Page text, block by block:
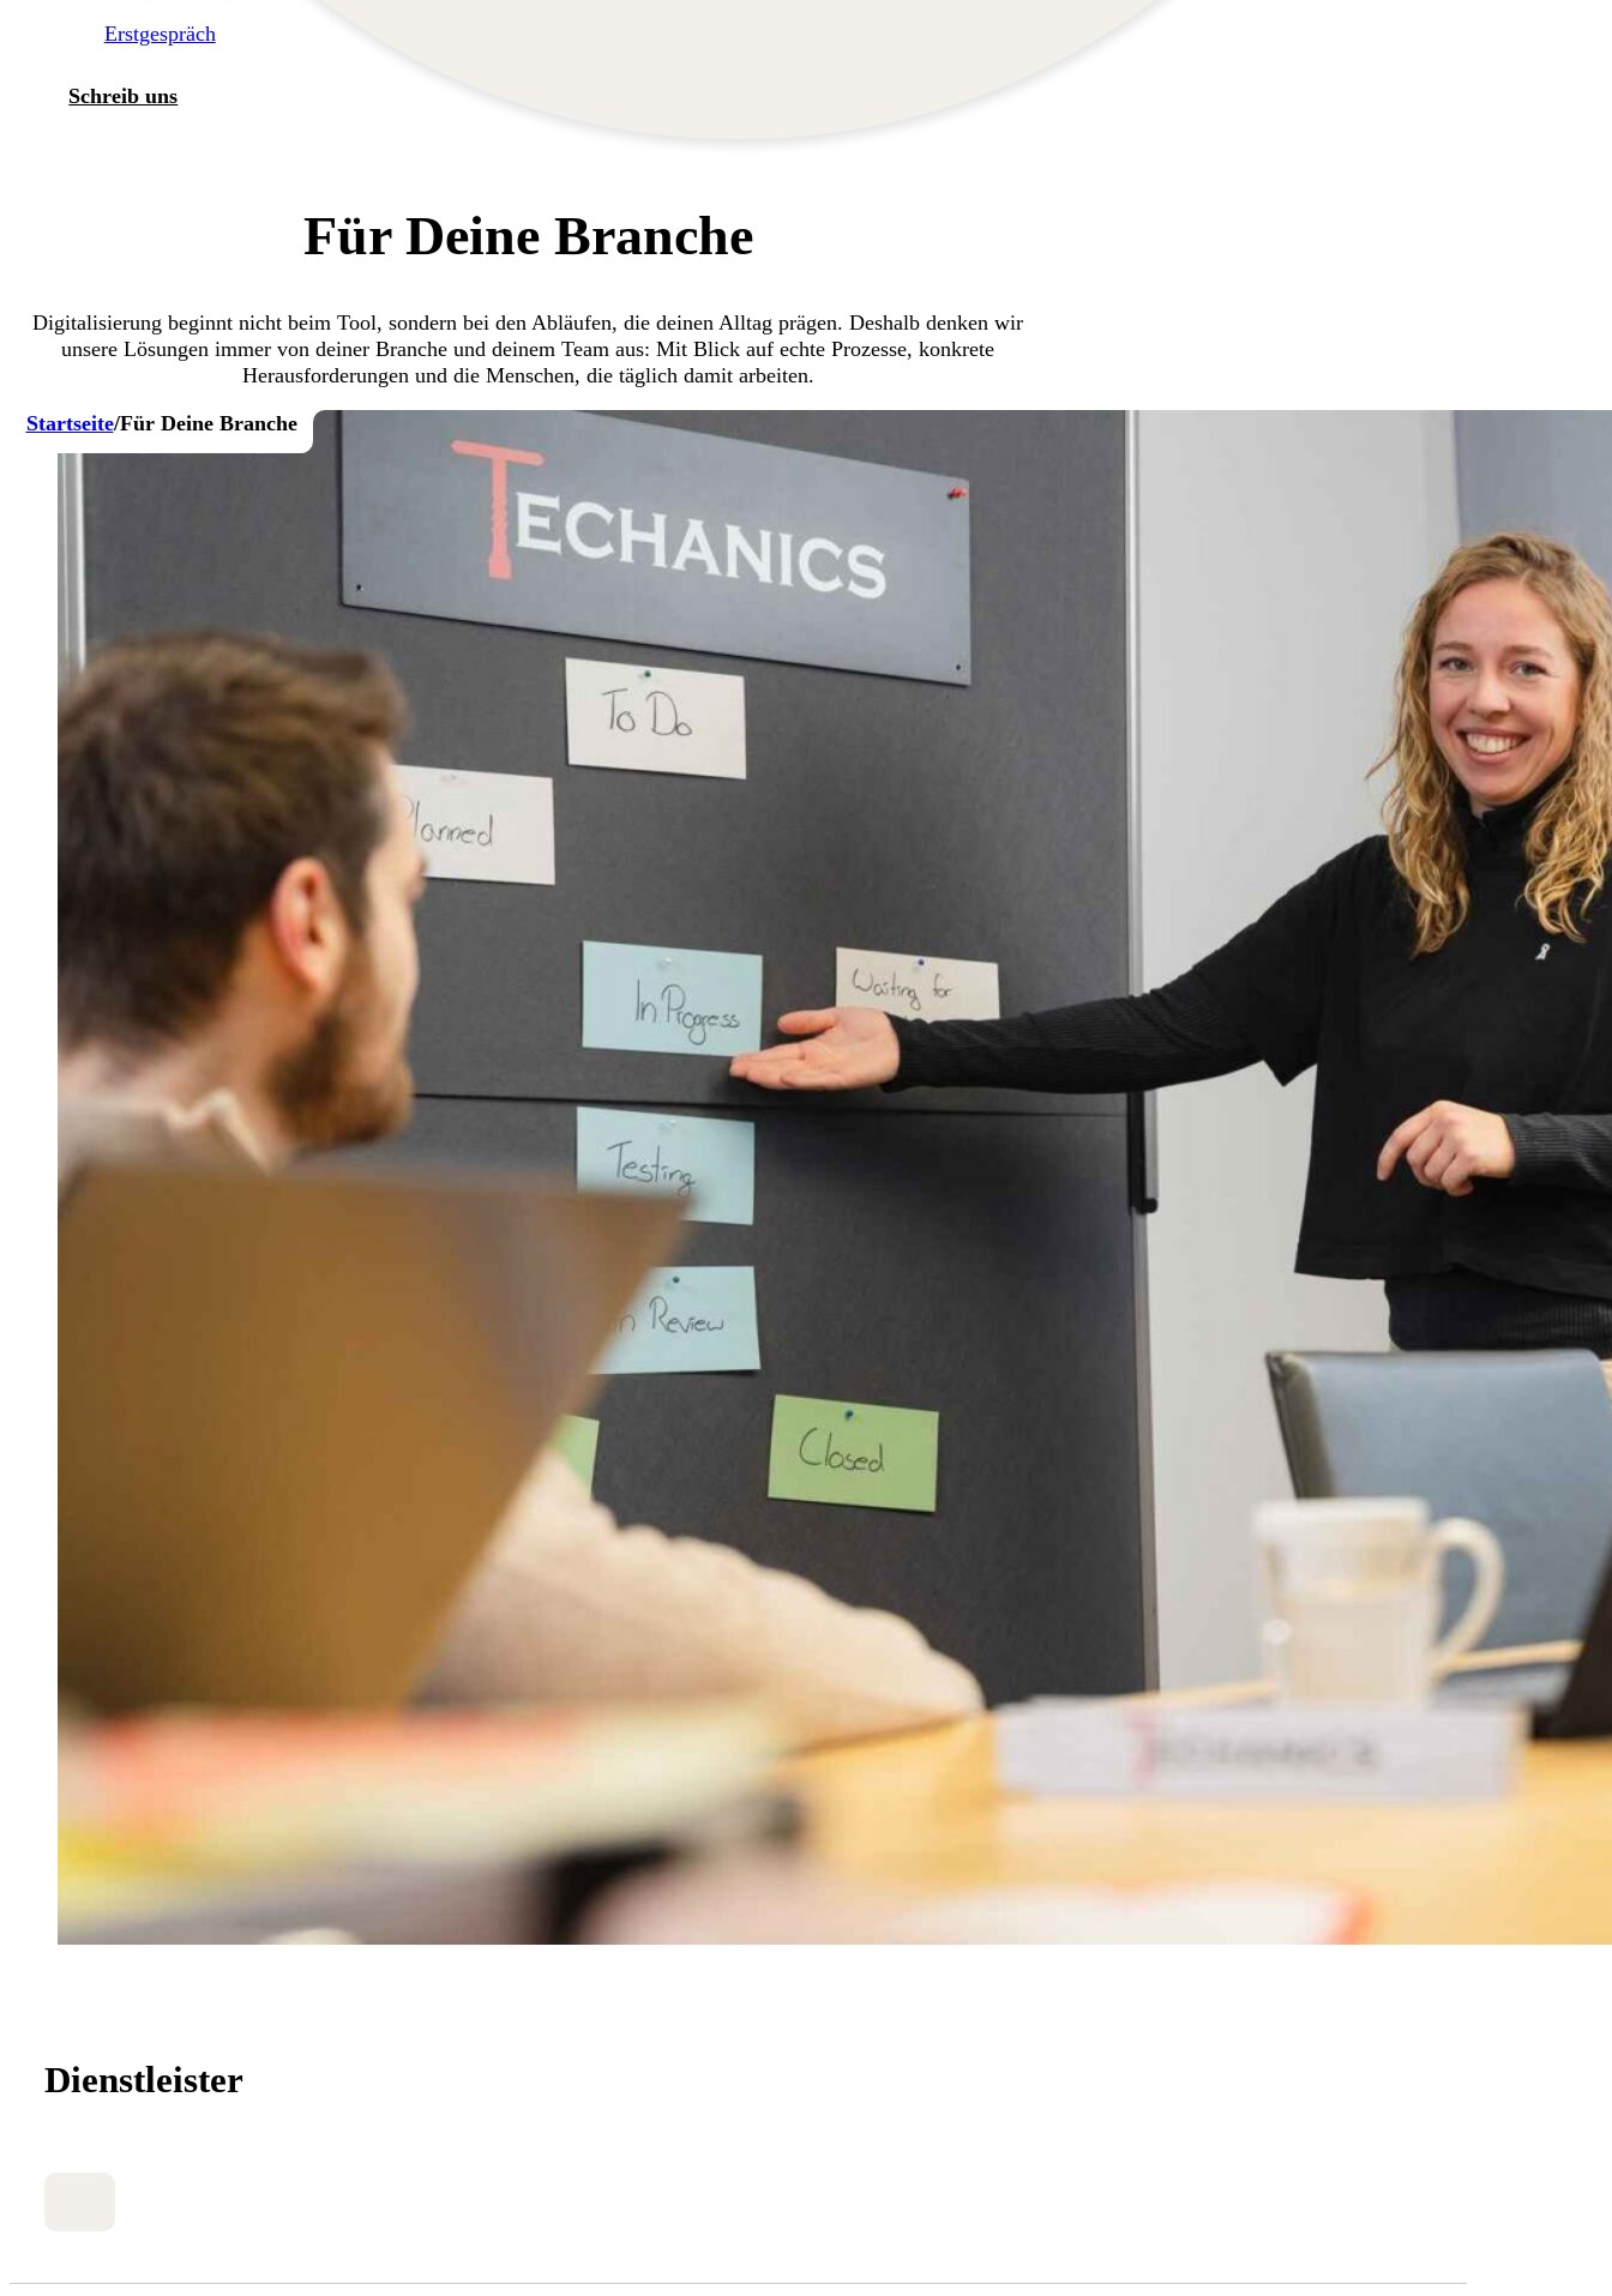
Erstgespräch
Schreib uns
Für Deine Branche
Digitalisierung beginnt nicht beim Tool, sondern bei den Abläufen, die deinen Alltag prägen. Deshalb denken wir
unsere Lösungen immer von deiner Branche und deinem Team aus: Mit Blick auf echte Prozesse, konkrete
Herausforderungen und die Menschen, die täglich damit arbeiten.
Startseite/Für Deine Branche
Dienstleister